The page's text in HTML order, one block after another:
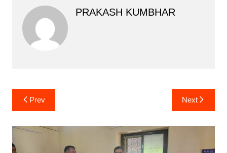
PRAKASH KUMBHAR
Post
navigation
Prev Next